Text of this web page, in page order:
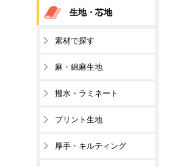
生地・芯地
素材で探す
麻・綿麻生地
撥水・ラミネート
プリント生地
厚手・キルティング